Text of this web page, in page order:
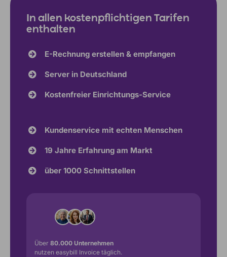
In allen kostenpflichtigen Tarifen
enthalten
E-Rechnung erstellen & empfangen
Server in Deutschland
Kostenfreier Einrichtungs-Service
Kundenservice mit echten Menschen
19 Jahre Erfahrung am Markt
über 1000 Schnittstellen
Über 80.000 Unternehmen
nutzen easybill Invoice täglich.